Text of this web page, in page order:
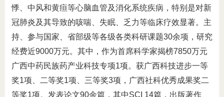
悸、中风和黄疸等心脑血管及消化系统疾病，特别是对新
冠肺炎及其导致的咳喘、失眠、乏力等临床疗效显著。主
持、参与国家、省部级等各级各类科研课题30余项，研究
经费近9000万元。其中，作为首席科学家揭榜7850万元
广西中药民族药产业科技专项1项。获广西科技进步一等
奖1项、二等奖1项、三等奖3项，广西社科优秀成果奖二
等奖1项。发表论文90余篇，其中SCI 14篇，出版著作、